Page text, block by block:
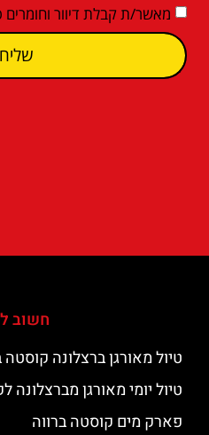
מאשר/ת קבלת דיוור וחומרים
חשוב
טיול מאורגן ברצלונה קוסטה
טיול יומי מאורגן מברצלונה
פארק מים קוסטה ברווה